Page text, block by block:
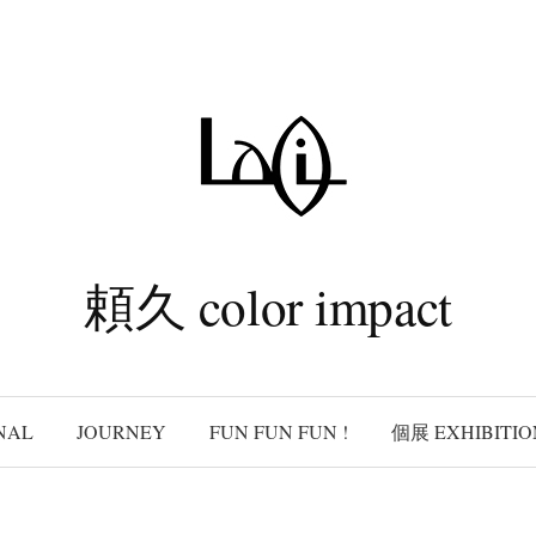
頼久 color impact
JOURNEY FUN FUN FUN ! 個展